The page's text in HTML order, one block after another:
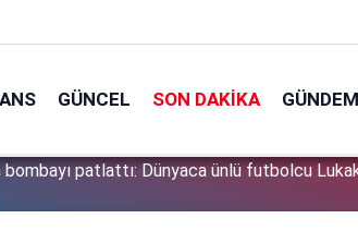
GÜNCEL SON DAKIKA GÜNDEM
patlattı: Dünyaca ünlü futbolcu
söyledikleri başını derde soktu: Peşine
aldı!